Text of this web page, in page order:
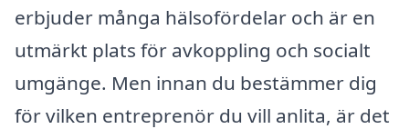
erbjuder många hälsofördelar och är en
utmärkt plats för avkoppling och socialt
umgänge. Men innan du bestämmer dig
för vilken entreprenör du vill anlita, är det